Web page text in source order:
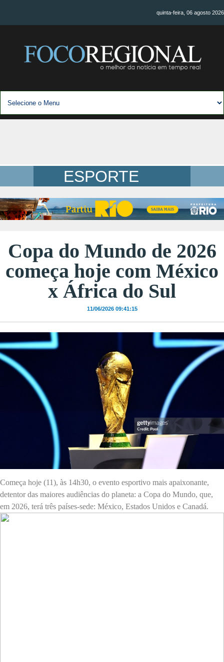
quinta-feira, 06 agosto 2026
ESPORTE
Copa do Mundo de 2026
começa hoje com México
x África do Sul
11/06/2026 09:41:15
Começa hoje (11), às 14h30, o evento esportivo mais apaixonante,
detentor das maiores audiências do planeta: a Copa do Mundo, que,
em 2026, terá três países-sede: México, Estados Unidos e Canadá.